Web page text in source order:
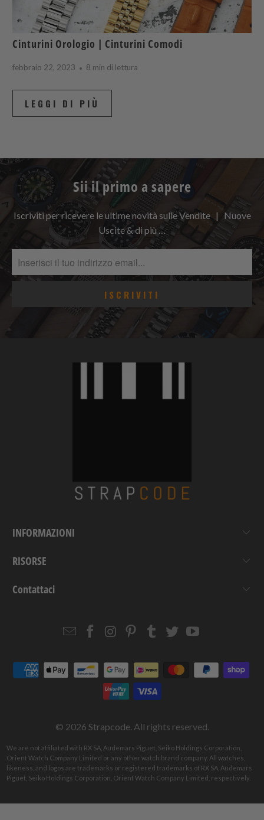
Cinturini Orologio | Cinturini Comodi
febbraio 22, 2023 8 min di lettura
LEGGI DI PIÙ
Sii il primo a sapere
Iscriviti per ricevere le ultime novità sulle Vendite | Nuove
Uscite & di più …
INFORMAZIONI
RISORSE
Contattaci
EmailStrapcode
Facebook
Strapcode
Instagram
Strapcode
Pinterest
Strapcode
Tumblr
Strapcode
TwitterYouTube
© 2026 Strapcode. All rights reserved.
We are not affiliated with RX SA, Audemars Piguet, Seiko Holdings Corporation,
Orient Watch Company Limited or any other watch brand company. All watches,
likeness, and logos are trademarks or registered trademarks of RX SA, Audemars
Piguet, Seiko Holdings Corporation, Orient Watch Company Limited, respectively.